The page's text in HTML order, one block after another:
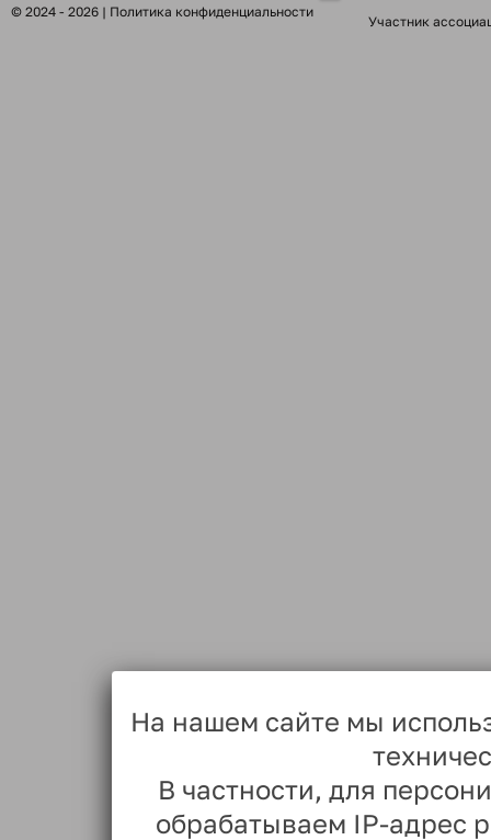
© 2024 - 2026 | Политика конфиденциальности
Участник
На нашем сайте мы
В частности, для
обрабатываем IP-адрес